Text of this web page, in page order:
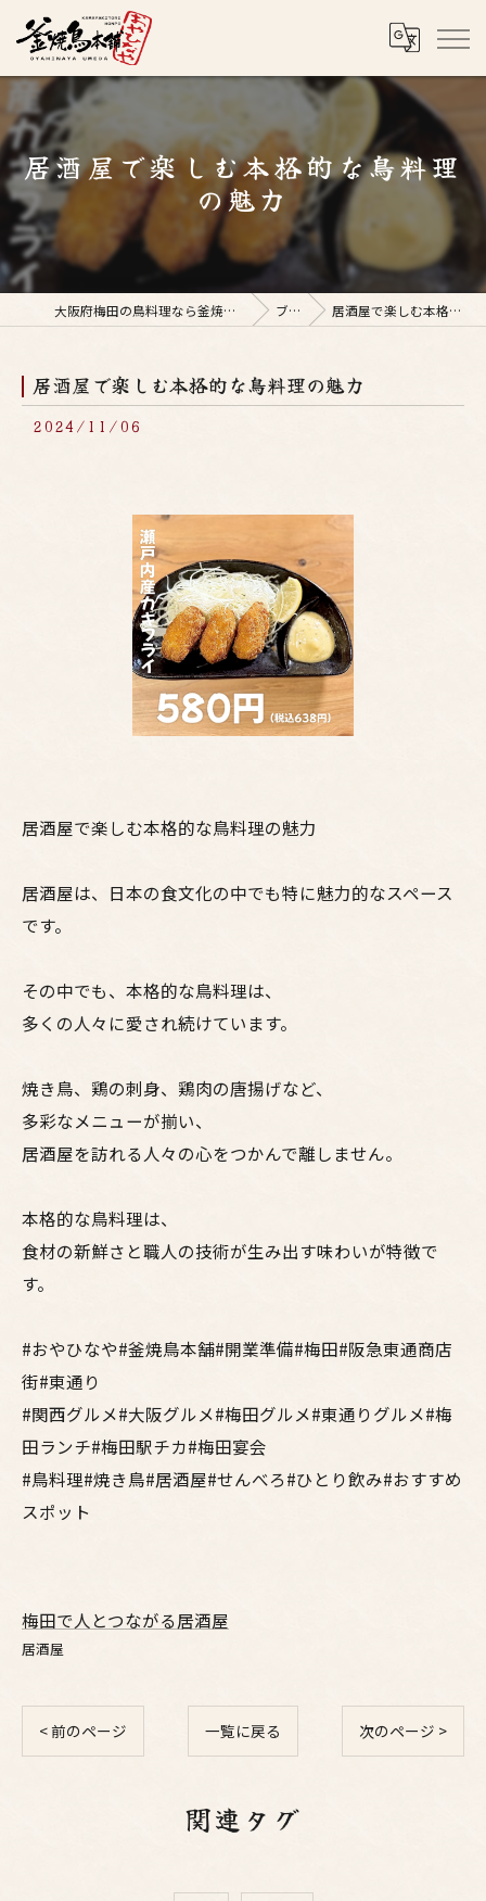
居酒屋で楽しむ本格的な鳥料理
の魅力
大阪府梅田の鳥料理なら釜焼鳥本舗おやひなや 梅田店 ブログ 居酒屋で楽しむ本格的な鳥料理の魅力
居酒屋で楽しむ本格的な鳥料理の魅力
2024/11/06
居酒屋で楽しむ本格的な鳥料理の魅力
居酒屋は、日本の食文化の中でも特に魅力的なスペース
です。
その中でも、本格的な鳥料理は、
多くの人々に愛され続けています。
焼き鳥、鶏の刺身、鶏肉の唐揚げなど、
多彩なメニューが揃い、
居酒屋を訪れる人々の心をつかんで離しません。
本格的な鳥料理は、
食材の新鮮さと職人の技術が生み出す味わいが特徴で
す。
#おやひなや#釜焼鳥本舗#開業準備#梅田#阪急東通商店
街#東通り
#関西グルメ#大阪グルメ#梅田グルメ#東通りグルメ#梅
田ランチ#梅田駅チカ#梅田宴会
#鳥料理#焼き鳥#居酒屋#せんべろ#ひとり飲み#おすすめ
スポット
梅田で人とつながる居酒屋
居酒屋
< 前のページ 一覧に戻る 次のページ >
関連タグ